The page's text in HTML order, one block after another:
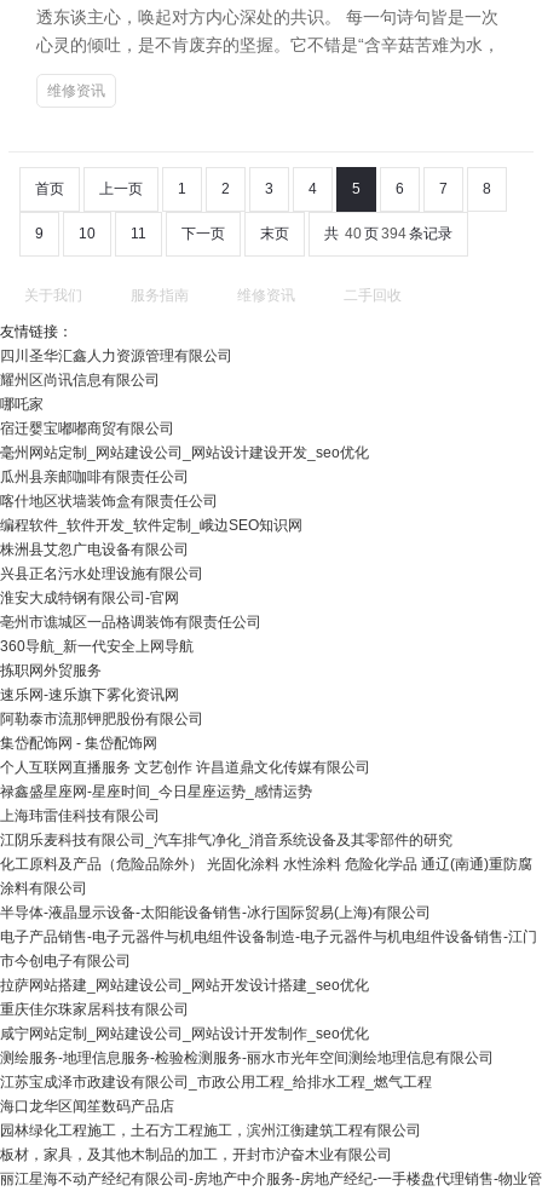
透东谈主心，唤起对方内心深处的共识。 每一句诗句皆是一次
心灵的倾吐，是不肯废弃的坚握。它不错是“含辛菇苦难为水，
维修资讯
首页 上一页 1 2 3 4 5 6 7 8
9 10 11 下一页 末页 共 40页394条记录
关于我们 服务指南 维修资讯 二手回收
友情链接：
四川圣华汇鑫人力资源管理有限公司
耀州区尚讯信息有限公司
哪吒家
宿迁婴宝嘟嘟商贸有限公司
毫州网站定制_网站建设公司_网站设计建设开发_seo优化
瓜州县亲邮咖啡有限责任公司
喀什地区状墙装饰盒有限责任公司
编程软件_软件开发_软件定制_峨边SEO知识网
株洲县艾忽广电设备有限公司
兴县正名污水处理设施有限公司
淮安大成特钢有限公司-官网
亳州市谯城区一品格调装饰有限责任公司
360导航_新一代安全上网导航
拣职网外贸服务
速乐网-速乐旗下雾化资讯网
阿勒泰市流那钾肥股份有限公司
集岱配饰网 - 集岱配饰网
个人互联网直播服务 文艺创作 许昌道鼎文化传媒有限公司
禄鑫盛星座网-星座时间_今日星座运势_感情运势
上海玮雷佳科技有限公司
江阴乐麦科技有限公司_汽车排气净化_消音系统设备及其零部件的研究
化工原料及产品（危险品除外） 光固化涂料 水性涂料 危险化学品 通辽(南通)重防腐
涂料有限公司
半导体-液晶显示设备-太阳能设备销售-冰行国际贸易(上海)有限公司
电子产品销售-电子元器件与机电组件设备制造-电子元器件与机电组件设备销售-江门
市今创电子有限公司
拉萨网站搭建_网站建设公司_网站开发设计搭建_seo优化
重庆佳尔珠家居科技有限公司
咸宁网站定制_网站建设公司_网站设计开发制作_seo优化
测绘服务-地理信息服务-检验检测服务-丽水市光年空间测绘地理信息有限公司
江苏宝成泽市政建设有限公司_市政公用工程_给排水工程_燃气工程
海口龙华区闻笙数码产品店
园林绿化工程施工，土石方工程施工，滨州江衡建筑工程有限公司
板材，家具，及其他木制品的加工，开封市沪奋木业有限公司
丽江星海不动产经纪有限公司-房地产中介服务-房地产经纪-一手楼盘代理销售-物业管